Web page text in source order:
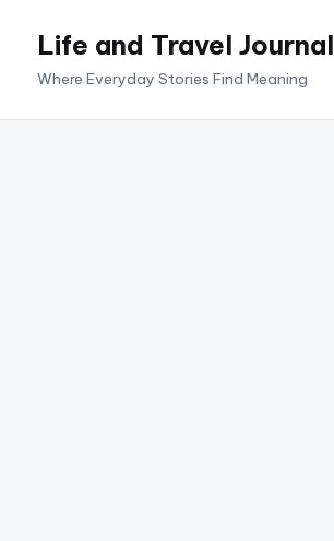
Life and Travel Journal
Where Everyday Stories Find Meaning